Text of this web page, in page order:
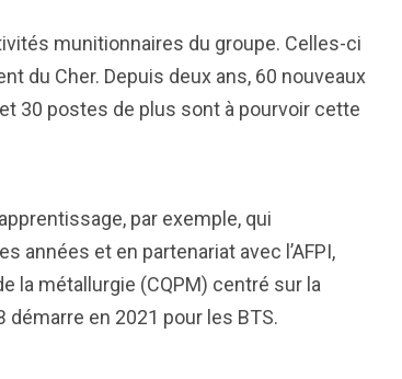
munitionnaires du groupe. Celles-ci
du Cher. Depuis deux ans, 60 nouveaux
30 postes de plus sont à pourvoir cette
par exemple, qui
années et en partenariat avec l’AFPI,
la métallurgie (CQPM) centré sur la
démarre en 2021 pour les BTS.